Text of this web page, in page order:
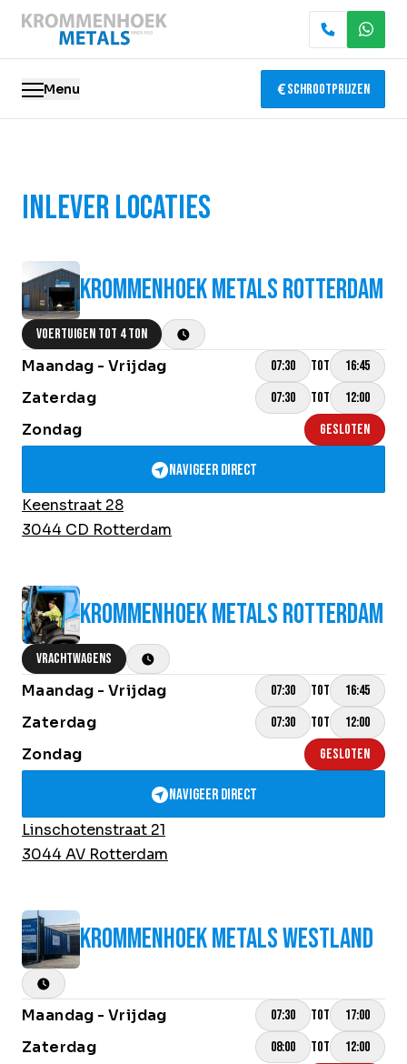
Menu Schrootprijzen
Elektronica recycling
Katalysator recycling
Containerservice
Over Krommenhoek
Sustainability
Nieuws
NL
INLEVER LOCATIES
KROMMENHOEK METALS ROTTERDAM
VOERTUIGEN TOT 4 TON
Maandag - Vrijdag 07:30 TOT 16:45
Zaterdag 07:30 TOT 12:00
Zondag GESLOTEN
Navigeer direct
Keenstraat 28
3044 CD Rotterdam
KROMMENHOEK METALS ROTTERDAM
VRACHTWAGENS
Maandag - Vrijdag 07:30 TOT 16:45
Zaterdag 07:30 TOT 12:00
Zondag GESLOTEN
Navigeer direct
Linschotenstraat 21
3044 AV Rotterdam
KROMMENHOEK METALS WESTLAND
Maandag - Vrijdag 07:30 TOT 17:00
Zaterdag 08:00 TOT 12:00